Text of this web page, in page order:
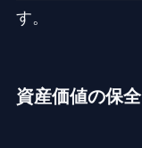
す。
資産価値の保全